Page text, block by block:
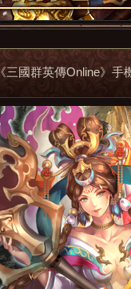
《三國群英傳Online》